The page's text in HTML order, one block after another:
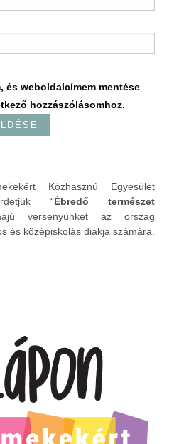
és weboldalcímem mentése
hozzászólásomhoz.
Közhasznú Egyesület
“Ébredő természet
versenyünket az ország
és középiskolás diákja számára.